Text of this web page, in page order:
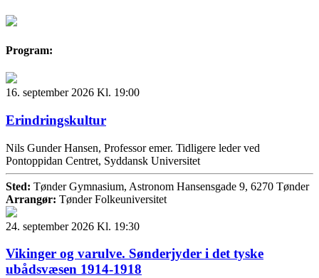
Program:
16. september 2026 Kl. 19:00
Erindringskultur
Nils Gunder Hansen, Professor emer. Tidligere leder ved
Pontoppidan Centret, Syddansk Universitet
Sted: Tønder Gymnasium, Astronom Hansensgade 9, 6270 Tønder
Arrangør: Tønder Folkeuniversitet
24. september 2026 Kl. 19:30
Vikinger og varulve. Sønderjyder i det tyske
ubådsvæsen 1914-1918